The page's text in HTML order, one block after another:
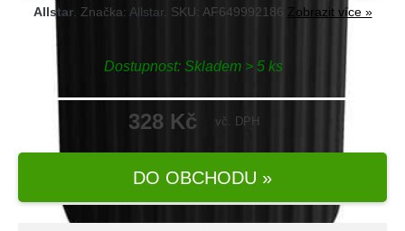
Allstar. Značka: Allstar. SKU: AF649992186 Zobrazit více »
Dostupnost: Skladem > 5 ks
328 Kč vč. DPH
DO OBCHODU »